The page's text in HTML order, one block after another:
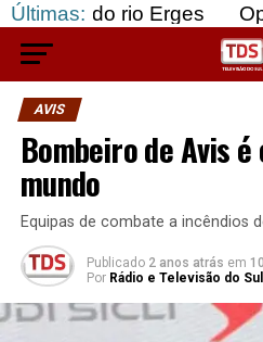
Últimas:
Erges Opinião:
AVIS
Bombeiro de Avis
mundo
Equipas de combate a incêndios
Publicado 2 anos atrás em
Por Rádio e Televisão do